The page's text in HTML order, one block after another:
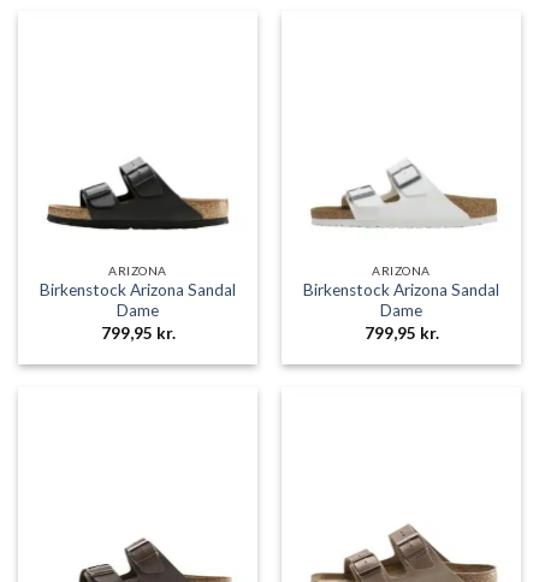
ARIZONA
Birkenstock Arizona Sandal
Dame
799,95 kr.
ARIZONA
Birkenstock Arizona Sandal
Dame
799,95 kr.